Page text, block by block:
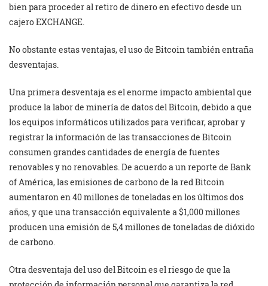
bien para proceder al retiro de dinero en efectivo desde un
cajero EXCHANGE.
No obstante estas ventajas, el uso de Bitcoin también entraña
desventajas.
Una primera desventaja es el enorme impacto ambiental que
produce la labor de minería de datos del Bitcoin, debido a que
los equipos informáticos utilizados para verificar, aprobar y
registrar la información de las transacciones de Bitcoin
consumen grandes cantidades de energía de fuentes
renovables y no renovables. De acuerdo a un reporte de Bank
of América, las emisiones de carbono de la red Bitcoin
aumentaron en 40 millones de toneladas en los últimos dos
años, y que una transacción equivalente a $1,000 millones
producen una emisión de 5,4 millones de toneladas de dióxido
de carbono.
Otra desventaja del uso del Bitcoin es el riesgo de que la